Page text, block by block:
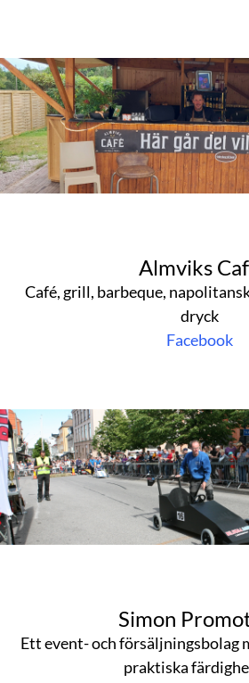
Almviks
Café, grill, barbeque,
dryck
Facebook
Simon
Ett event- och försäljningsbolag
praktiska